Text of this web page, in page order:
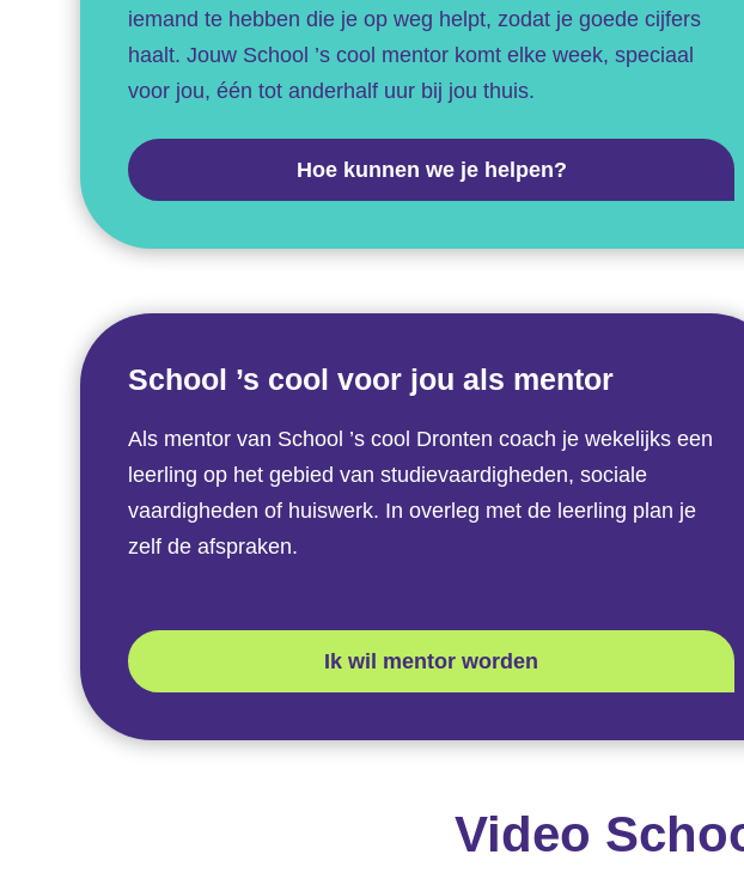
iemand te hebben die je op weg helpt, zodat je goede cijfers
haalt. Jouw School ’s cool mentor komt elke week, speciaal
voor jou, één tot anderhalf uur bij jou thuis.
Hoe kunnen we je helpen?
School ’s cool voor jou als mentor
Als mentor van School ’s cool Dronten coach je wekelijks een
leerling op het gebied van studievaardigheden, sociale
vaardigheden of huiswerk. In overleg met de leerling plan je
zelf de afspraken.
Ik wil mentor worden
Video